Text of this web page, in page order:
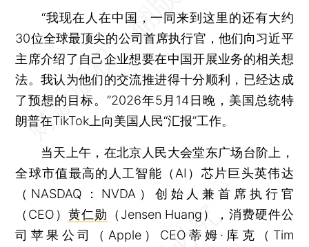
“我现在人在中国，一同来到这里的还有大约
30位全球最顶尖的公司首席执行官，他们向习近平
主席介绍了自己企业想要在中国开展业务的相关想
法。我认为他们的交流推进得十分顺利，已经达成
了预想的目标。”2026年5月14日晚，美国总统特
朗普在TikTok上向美国人民“汇报”工作。
当天上午，在北京人民大会堂东广场台阶上，
全球市值最高的人工智能（AI）芯片巨头英伟达
（NASDAQ：NVDA）创始人兼首席执行官
（CEO）黄仁勋 （Jensen Huang），消费硬件公
司苹果公司（Apple）CEO蒂姆·库克（Tim